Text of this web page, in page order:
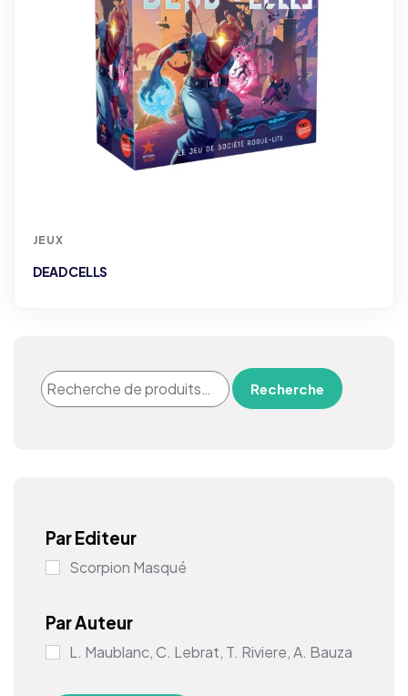
JEUX
DEAD CELLS
Recherche
Par Editeur
Scorpion Masqué
Par Auteur
L. Maublanc, C. Lebrat, T. Riviere, A. Bauza